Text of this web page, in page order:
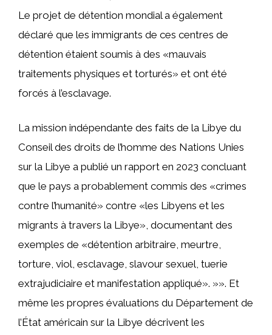
Le projet de détention mondial a également
déclaré que les immigrants de ces centres de
détention étaient soumis à des «mauvais
traitements physiques et torturés» et ont été
forcés à l’esclavage.
La mission indépendante des faits de la Libye du
Conseil des droits de l’homme des Nations Unies
sur la Libye a publié un rapport en 2023 concluant
que le pays a probablement commis des «crimes
contre l’humanité» contre «les Libyens et les
migrants à travers la Libye», documentant des
exemples de «détention arbitraire, meurtre,
torture, viol, esclavage, slavour sexuel, tuerie
extrajudiciaire et manifestation appliqué». »». Et
même les propres évaluations du Département de
l’État américain sur la Libye décrivent les